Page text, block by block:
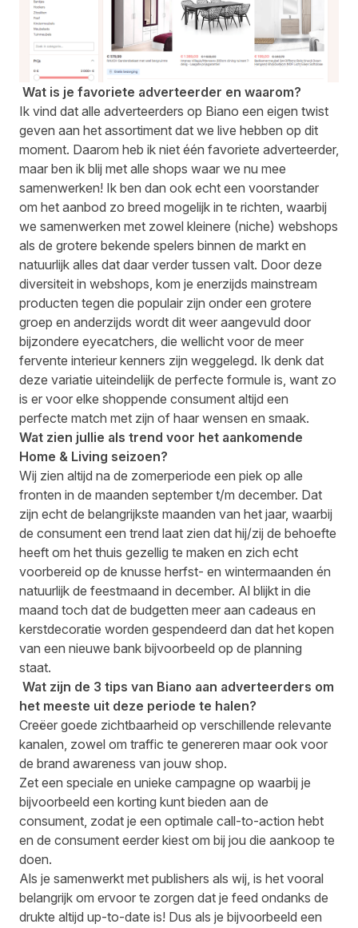
Wat is je favoriete adverteerder en waarom?
Ik vind dat alle adverteerders op Biano een eigen twist
geven aan het assortiment dat we live hebben op dit
moment. Daarom heb ik niet één favoriete adverteerder,
maar ben ik blij met alle shops waar we nu mee
samenwerken! Ik ben dan ook echt een voorstander
om het aanbod zo breed mogelijk in te richten, waarbij
we samenwerken met zowel kleinere (niche) webshops
als de grotere bekende spelers binnen de markt en
natuurlijk alles dat daar verder tussen valt. Door deze
diversiteit in webshops, kom je enerzijds mainstream
producten tegen die populair zijn onder een grotere
groep en anderzijds wordt dit weer aangevuld door
bijzondere eyecatchers, die wellicht voor de meer
fervente interieur kenners zijn weggelegd. Ik denk dat
deze variatie uiteindelijk de perfecte formule is, want zo
is er voor elke shoppende consument altijd een
perfecte match met zijn of haar wensen en smaak.
Wat zien jullie als trend voor het aankomende
Home & Living seizoen?
Wij zien altijd na de zomerperiode een piek op alle
fronten in de maanden september t/m december. Dat
zijn echt de belangrijkste maanden van het jaar, waarbij
de consument een trend laat zien dat hij/zij de behoefte
heeft om het thuis gezellig te maken en zich echt
voorbereid op de knusse herfst- en wintermaanden én
natuurlijk de feestmaand in december. Al blijkt in die
maand toch dat de budgetten meer aan cadeaus en
kerstdecoratie worden gespendeerd dan dat het kopen
van een nieuwe bank bijvoorbeeld op de planning
staat.
Wat zijn de 3 tips van Biano aan adverteerders om
het meeste uit deze periode te halen?
Creëer goede zichtbaarheid op verschillende relevante
kanalen, zowel om traffic te genereren maar ook voor
de brand awareness van jouw shop.
Zet een speciale en unieke campagne op waarbij je
bijvoorbeeld een korting kunt bieden aan de
consument, zodat je een optimale call-to-action hebt
en de consument eerder kiest om bij jou die aankoop te
doen.
Als je samenwerkt met publishers als wij, is het vooral
belangrijk om ervoor te zorgen dat je feed ondanks de
drukte altijd up-to-date is! Dus als je bijvoorbeeld een